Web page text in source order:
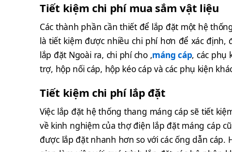
Tiết kiệm chi phí mua sắm vật liệu
Các thành phần cần thiết để lắp đặt một hệ
là tiết kiệm được nhiều chi phí hơn để xác
lắp đặt Ngoài ra, chi phí cho ,máng cáp, các phụ
trợ, hộp nối cáp, hộp kéo cáp và các phụ kiện
Tiết kiệm chi phí lắp đặt
Việc lắp đặt hệ thống thang máng cáp sẽ tiết
về kinh nghiệm của thợ điện lắp đặt máng cáp
được lắp đặt nhanh hơn so với các ống dẫn